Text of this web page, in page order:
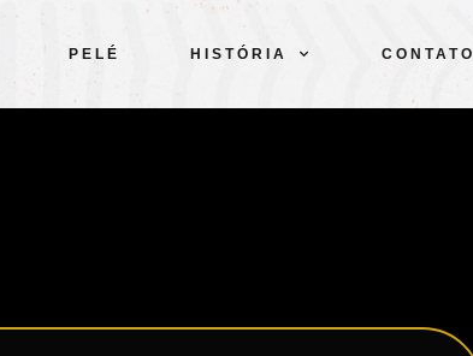
PELÉ HISTÓRIA CONTATO
CLUBE